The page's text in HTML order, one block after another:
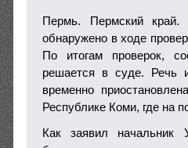
Пермь. Пермский край.
обнаружено в ходе
По итогам проверок,
решается в суде. Речь
временно
Республике Коми, где на
Как заявил начальник